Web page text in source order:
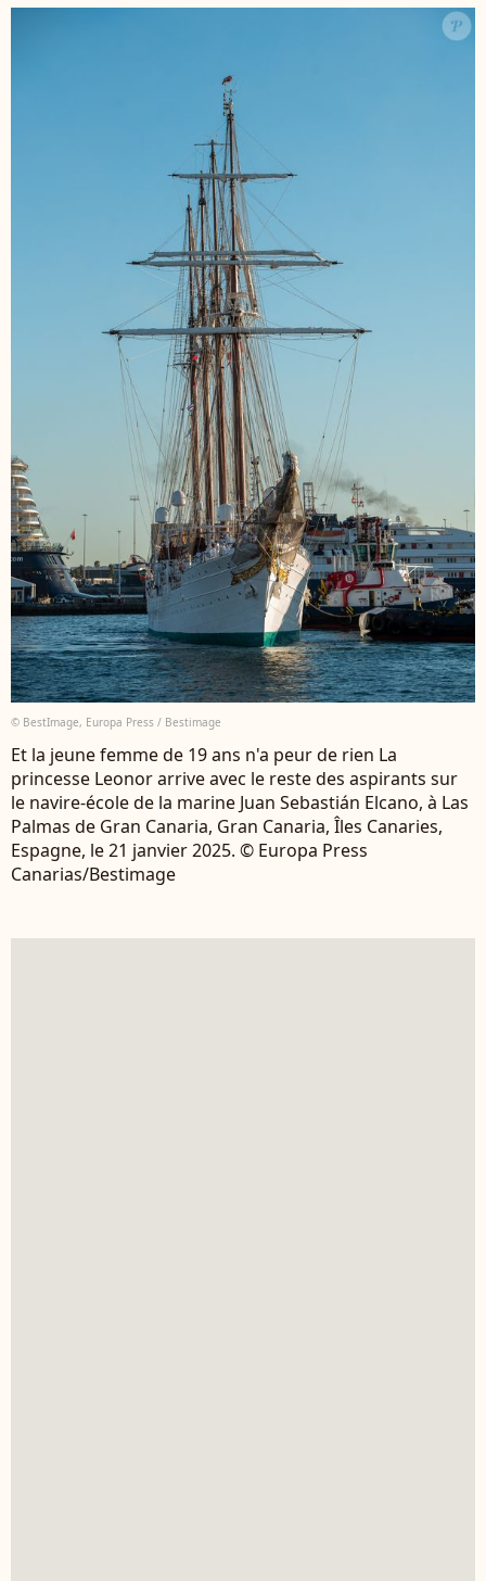
© BestImage, Europa Press / Bestimage
Et la jeune femme de 19 ans n'a peur de rien La
princesse Leonor arrive avec le reste des aspirants sur
le navire-école de la marine Juan Sebastián Elcano, à Las
Palmas de Gran Canaria, Gran Canaria, Îles Canaries,
Espagne, le 21 janvier 2025. © Europa Press
Canarias/Bestimage